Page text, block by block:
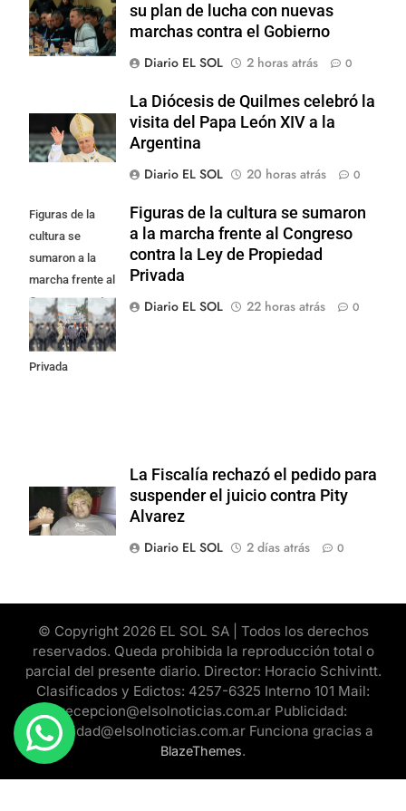
su plan de lucha con nuevas
marchas contra el Gobierno
Diario EL SOL
2 horas atrás 0
La Diócesis de Quilmes celebró la
visita del Papa León XIV a la
Argentina
Diario EL SOL
20 horas atrás 0
Figuras de la
cultura se
sumaron a la
marcha frente al
Congreso contra
la Ley de
Propiedad
Privada
Figuras de la cultura se sumaron
a la marcha frente al Congreso
contra la Ley de Propiedad
Privada
Diario EL SOL
22 horas atrás 0
La Fiscalía rechazó el pedido para
suspender el juicio contra Pity
Alvarez
Diario EL SOL
2 días atrás 0
© Copyright 2026 EL SOL SA | Todos los derechos
reservados. Queda prohibida la reproducción total o
parcial del presente diario. Director: Horacio Schivintt.
Clasificados y Edictos: 4257-6325 Interno 101 Mail:
recepcion@elsolnoticias.com.ar Publicidad:
publicidad@elsolnoticias.com.ar Funciona gracias a
BlazeThemes.